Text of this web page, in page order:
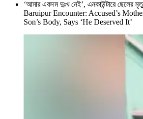
‘আমার একদম দুঃখ নেই’, এনকাউন্টারে ছেলের
Baruipur Encounter: Accused’s
Son’s Body, Says ‘He Deserved It’